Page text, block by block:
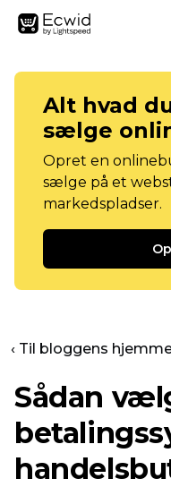
Alt hvad
sælge
Opret en
sælge på et
markedspladser.
‹ Til bloggens
Sådan